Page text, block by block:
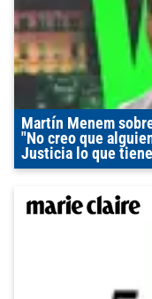
Martín Menem
"No creo que
Justicia lo que